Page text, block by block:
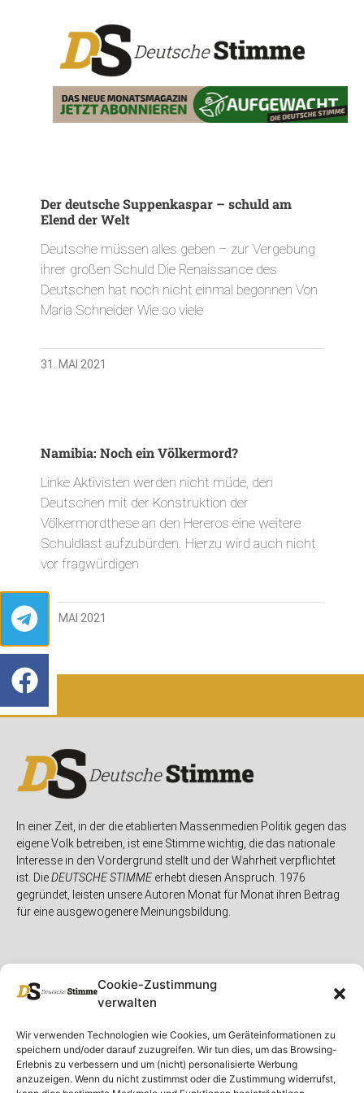
Cookie-Zustimmung
verwalten
Wir verwenden Technologien wie Cookies, um Geräteinformationen zu
speichern und/oder darauf zuzugreifen. Wir tun dies, um das Browsing-
Erlebnis zu verbessern und um (nicht) personalisierte Werbung
anzuzeigen. Wenn du nicht zustimmst oder die Zustimmung widerrufst,
Der deutsche Suppenkaspar – schuld am
Elend der Welt
Deutsche müssen alles geben – zur Vergebung
ihrer großen Schuld Die Renaissance des
Deutschen hat noch nicht einmal begonnen Von
Maria Schneider Wie so viele
31. MAI 2021
Namibia: Noch ein Völkermord?
Linke Aktivisten werden nicht müde, den
Deutschen mit der Konstruktion der
Völkermordthese an den Hereros eine weitere
Schuldlast aufzubürden. Hierzu wird auch nicht
vor fragwürdigen
28. MAI 2021
In einer Zeit, in der die etablierten Massenmedien Politik gegen das
eigene Volk betreiben, ist eine Stimme wichtig, die das nationale
Interesse in den Vordergrund stellt und der Wahrheit verpflichtet
ist. DieDEUTSCHE STIMMEerhebt diesen Anspruch. 1976
gegründet, leisten unsere Autoren Monat für Monat ihren Beitrag
für eine ausgewogenere Meinungsbildung.
Unser Magazin
Spenden
Ausgaben
Rubriken
Deutschland
Ausland
Rechtliches
Rechtliche Hinweise
Impressum